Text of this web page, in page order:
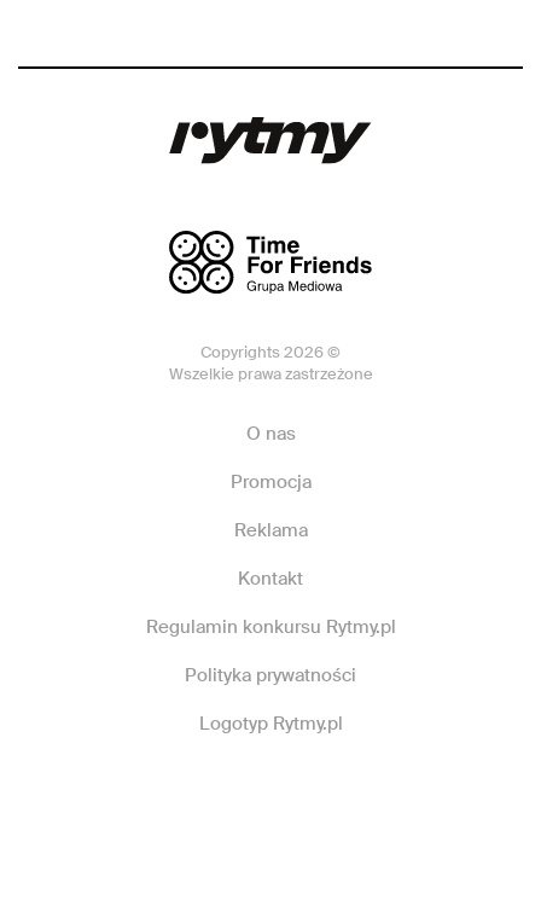
Copyrights 2026 ©
Wszelkie prawa zastrzeżone
O nas
Promocja
Reklama
Kontakt
Regulamin konkursu Rytmy.pl
Polityka prywatności
Logotyp Rytmy.pl